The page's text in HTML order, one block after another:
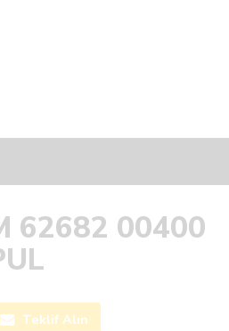
62682 00400
Teklif Alın